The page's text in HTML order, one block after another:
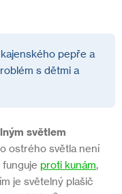
pepře a
s dětmi a
světlem
ostrého světla není
proti kunám,
je světelný plašič